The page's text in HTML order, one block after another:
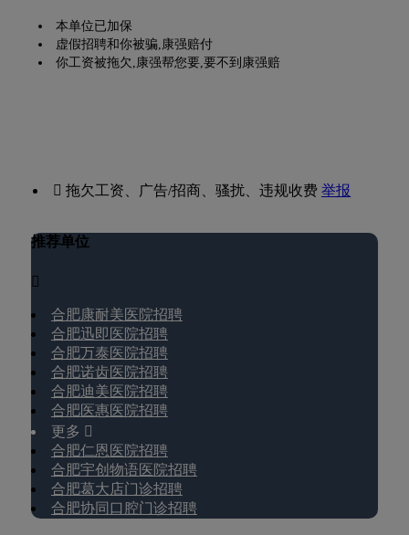
本单位已加保
虚假招聘和你被骗,康强赔付
你工资被拖欠,康强帮您要,要不到康强赔
 拖欠工资、广告/招商、骚扰、违规收费举报
推荐单位

合肥康耐美医院招聘
合肥迅即医院招聘
合肥万泰医院招聘
合肥诺齿医院招聘
合肥迪美医院招聘
合肥医惠医院招聘
更多 
合肥仁恩医院招聘
合肥宇创物语医院招聘
合肥葛大店门诊招聘
合肥协同口腔门诊招聘